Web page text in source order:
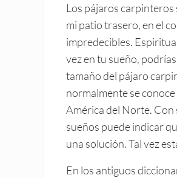
Los pájaros carpinteros
mi patio trasero, en el
impredecibles.
vez en tu sueño,
tamaño del pájaro
normalmente se
América del Norte. Con
sueños puede indicar
una solución. Tal vez
En los antiguos